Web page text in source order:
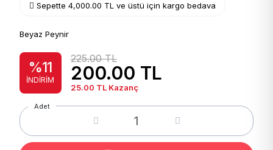
Sepette 4,000.00 TL ve üstü için kargo bedava
Beyaz Peynir
%11
İNDIRIM
225.00 TL
200.00 TL
25.00 TL Kazanç
Adet